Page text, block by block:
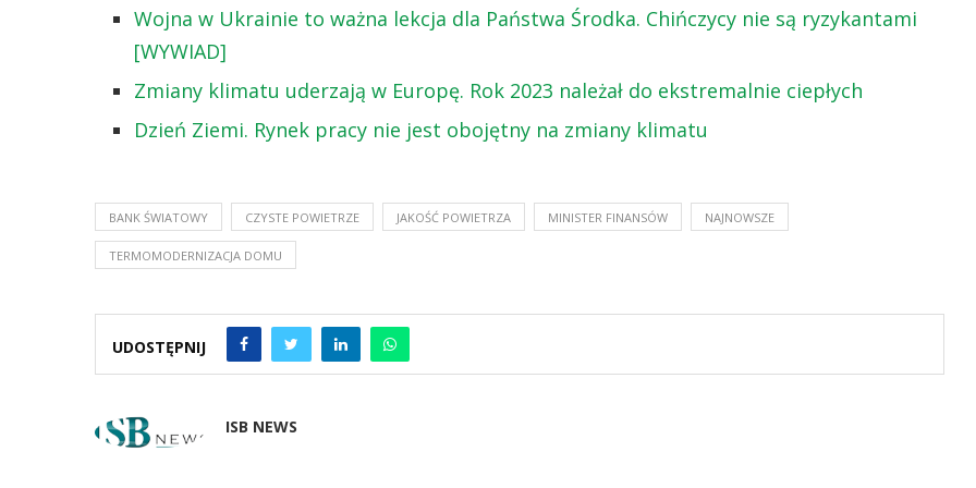
Wojna w Ukrainie to ważna lekcja dla Państwa Środka. Chińczycy nie są ryzykantami
[WYWIAD]
Zmiany klimatu uderzają w Europę. Rok 2023 należał do ekstremalnie ciepłych
Dzień Ziemi. Rynek pracy nie jest obojętny na zmiany klimatu
BANK ŚWIATOWY CZYSTE POWIETRZE JAKOŚĆ POWIETRZA MINISTER FINANSÓW NAJNOWSZE
TERMOMODERNIZACJA DOMU
UDOSTĘPNIJ
ISB NEWS